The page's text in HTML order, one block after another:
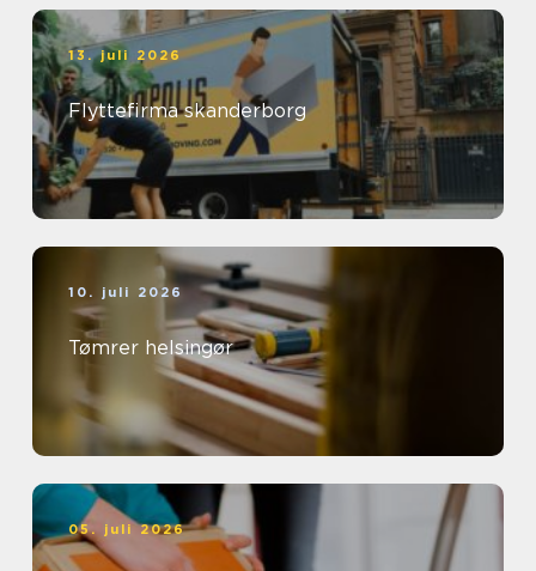
13. juli 2026
Flyttefirma skanderborg
10. juli 2026
Tømrer helsingør
05. juli 2026